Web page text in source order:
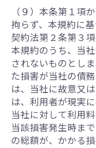
（９）本条第１項
拘らず、本規約に
契約法第２条第３
本規約のうち、当
されないものとし
た損害が当社の債
は、当社に故意又
は、利用者が現実
当社に対して利用
当該損害発生時ま
の総額が、かかる